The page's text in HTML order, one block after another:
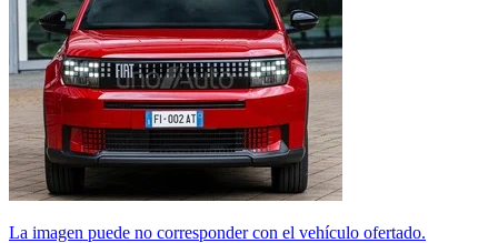
La imagen puede no corresponder con el vehículo ofertado.